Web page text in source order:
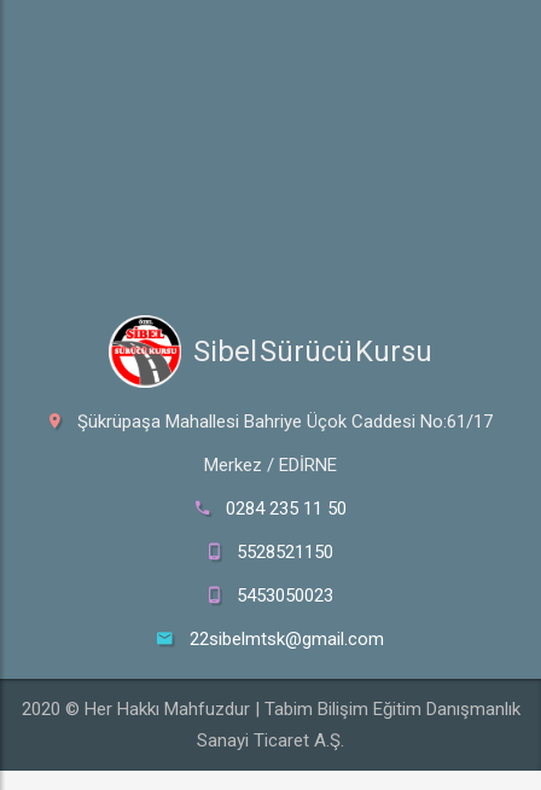
Sibel Sürücü Kursu
Şükrüpaşa Mahallesi Bahriye Üçok Caddesi No:61/17
Merkez / EDİRNE
0284 235 11 50
5528521150
5453050023
22sibelmtsk@gmail.com
2020 © Her Hakkı Mahfuzdur | Tabim Bilişim Eğitim Danışmanlık
Sanayi Ticaret A.Ş.